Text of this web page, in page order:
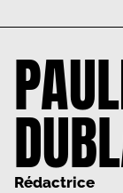
Rédactrice